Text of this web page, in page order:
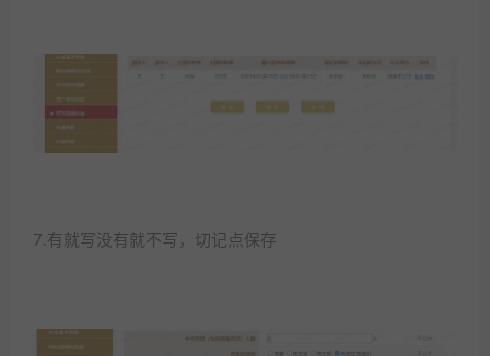
7.有就写没有就不写，切记点保存